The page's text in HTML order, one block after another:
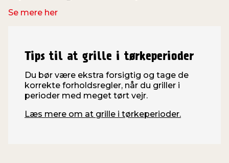
Se mere her
Tips til at grille i tørkeperioder
Du bør være ekstra forsigtig og tage de
korrekte forholdsregler, når du griller i
perioder med meget tørt vejr.
Læs mere om at grille i tørkeperioder.